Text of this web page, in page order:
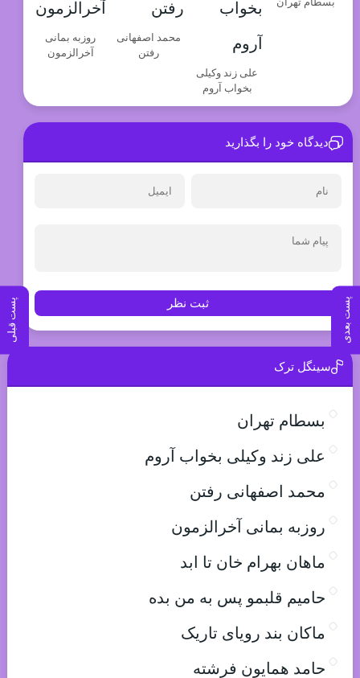
پست بعدی پست قبلی
علی زند وکیلی
بخواب آروم
محمد اصفهانی
رفتن
روزبه بمانی
آخرالزمون
دیدگاه خود را بگذارید
ثبت نظر
سینگل ترک
بسطام تهران
علی زند وکیلی بخواب آروم
محمد اصفهانی رفتن
روزبه بمانی آخرالزمون
ماهان بهرام خان تا ابد
حامیم قلبمو پس به من بده
ماکان بند رویای تاریک
حامد همایون فرشته